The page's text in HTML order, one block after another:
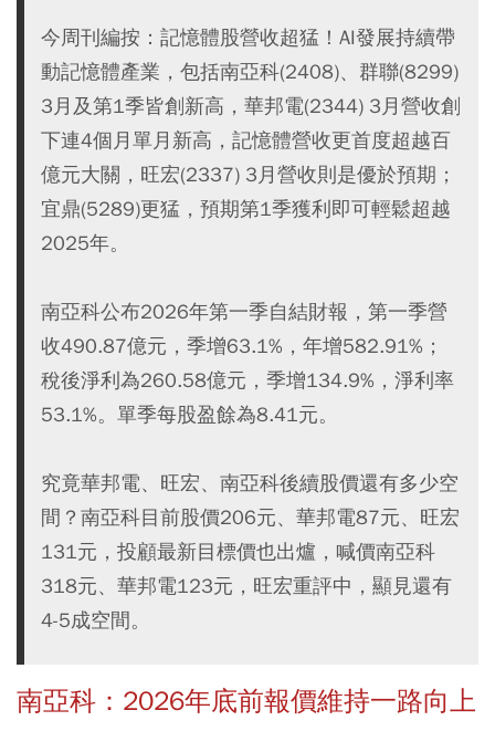
今周刊編按：記憶體股營收超猛！AI發展持續帶
動記憶體產業，包括南亞科(2408)、群聯(8299)
3月及第1季皆創新高，華邦電(2344) 3月營收創
下連4個月單月新高，記憶體營收更首度超越百
億元大關，旺宏(2337) 3月營收則是優於預期；
宜鼎(5289)更猛，預期第1季獲利即可輕鬆超越
2025年。
南亞科公布2026年第一季自結財報，第一季營
收490.87億元，季增63.1%，年增582.91%；
稅後淨利為260.58億元，季增134.9%，淨利率
53.1%。單季每股盈餘為8.41元。
究竟華邦電、旺宏、南亞科後續股價還有多少空
間？南亞科目前股價206元、華邦電87元、旺宏
131元，投顧最新目標價也出爐，喊價南亞科
318元、華邦電123元，旺宏重評中，顯見還有
4-5成空間。
南亞科：2026年底前報價維持一路向上